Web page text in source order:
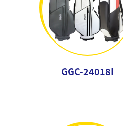
GGC-24018I